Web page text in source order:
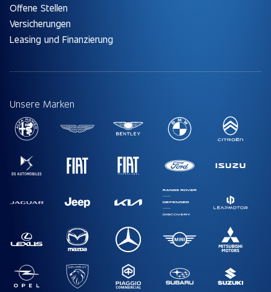
Offene Stellen
Versicherungen
Leasing und Finanzierung
Unsere Marken